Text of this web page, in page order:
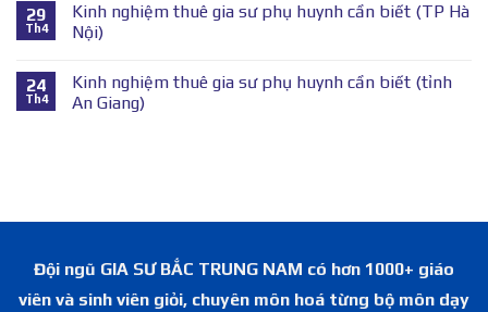
29
Th4
Kinh nghiệm thuê gia sư phụ huynh cần biết (TP Hà
Nội)
24
Th4
Kinh nghiệm thuê gia sư phụ huynh cần biết (tỉnh
An Giang)
Đội ngũ GIA SƯ BẮC TRUNG NAM có hơn 1000+ giáo
viên và sinh viên giỏi, chuyên môn hoá từng bộ môn dạy